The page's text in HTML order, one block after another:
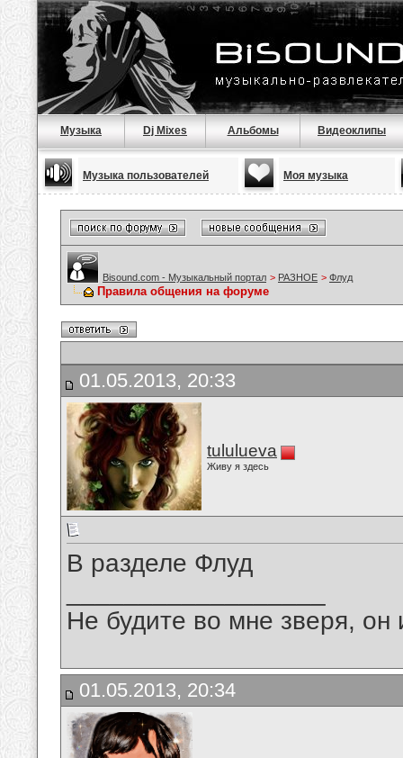
Музыка Dj Mixes Альбомы Видеоклипы
Музыка пользователей Моя музыка
Bisound.com - Музыкальный портал > РАЗНОЕ > Флуд
Правила общения на форуме
01.05.2013, 20:33
tululueva
Живу я здесь
В разделе Флуд
Не будите во мне зверя, он
01.05.2013, 20:34